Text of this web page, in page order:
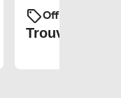
Offres et
Trouvez les